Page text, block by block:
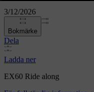
3/12/2026
Bokmärke
Dela
Ladda ner
EX60 Ride along